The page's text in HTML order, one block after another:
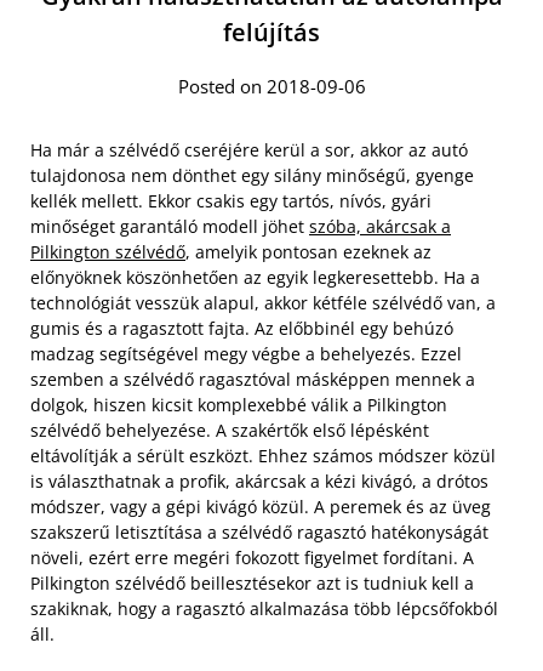
felújítás
Posted on 2018-09-06
Ha már a szélvédő cseréjére kerül a sor, akkor az autó
tulajdonosa nem dönthet egy silány minőségű, gyenge
kellék mellett. Ekkor csakis egy tartós, nívós, gyári
minőséget garantáló modell jöhet szóba, akárcsak a
Pilkington szélvédő, amelyik pontosan ezeknek az
előnyöknek köszönhetően az egyik legkeresettebb. Ha a
technológiát vesszük alapul, akkor kétféle szélvédő van, a
gumis és a ragasztott fajta. Az előbbinél egy behúzó
madzag segítségével megy végbe a behelyezés. Ezzel
szemben a szélvédő ragasztóval másképpen mennek a
dolgok, hiszen kicsit komplexebbé válik a Pilkington
szélvédő behelyezése. A szakértők első lépésként
eltávolítják a sérült eszközt. Ehhez számos módszer közül
is választhatnak a profik, akárcsak a kézi kivágó, a drótos
módszer, vagy a gépi kivágó közül. A peremek és az üveg
szakszerű letisztítása a szélvédő ragasztó hatékonyságát
növeli, ezért erre megéri fokozott figyelmet fordítani. A
Pilkington szélvédő beillesztésekor azt is tudniuk kell a
szakiknak, hogy a ragasztó alkalmazása több lépcsőfokból
áll.